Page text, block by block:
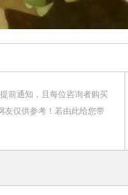
前通知，且每位咨询者购买
友仅供参考！若由此给您带